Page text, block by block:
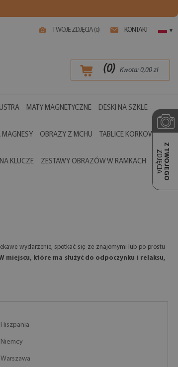
TWOJE ZDJĘCIA (0) KONTAKT ▾
(0) Kwota: 0,00zł
MATY MAGNETYCZNE DESKI NA SZKLE
MAGNESY OBRAZY Z MCHU TABLICE KORKOWE
KLUCZE ZESTAWY OBRAZÓW W RAMKACH Z TWOJEGO
ZDJĘCIA
wydarzenie, spotkać się ze znajomymi lub po prostu
miejscu, które ma służyć do odpoczynku i relaksu,
Hiszpania
Niemcy
Warszawa